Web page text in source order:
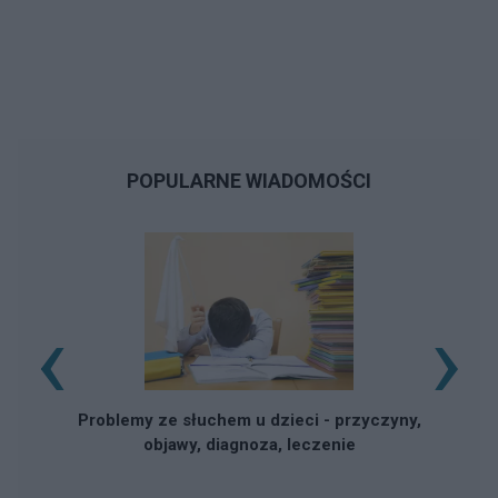
POPULARNE WIADOMOŚCI
Problemy ze słuchem u dzieci - przyczyny,
objawy, diagnoza, leczenie
‹ ›